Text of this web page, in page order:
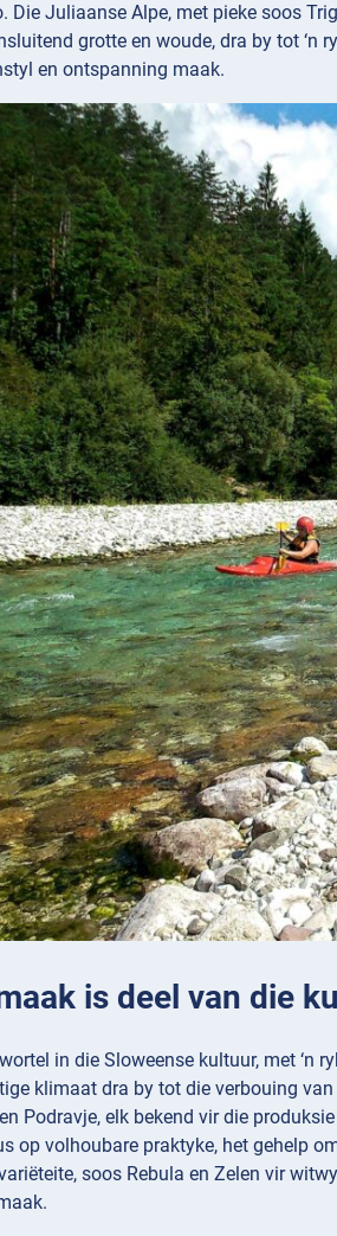
Die Juliaanse Alpe, met pieke soos
grotte en woude, dra by tot
en ontspanning maak.
is deel van die
in die Sloweense kultuur, met ‘n
klimaat dra by tot die verbouing
Podravje, elk bekend vir die
op volhoubare praktyke, het gehelp
soos Rebula en Zelen vir